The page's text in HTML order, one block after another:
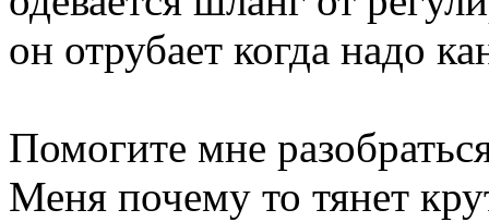
он отрубает когда надо
Помогите мне
Меня почему то тянет